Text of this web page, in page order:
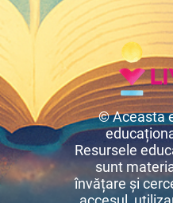
© Aceasta
Resursele
sunt
învățare și